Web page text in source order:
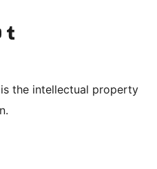
account
canal de YouTube
Visit our Tumblr account
the intellectual property